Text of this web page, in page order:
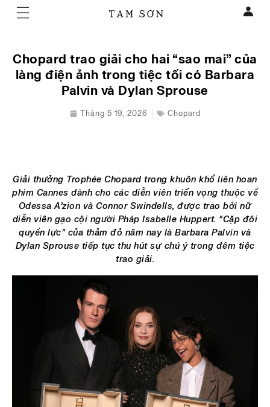
Chopard trao giải cho hai “sao mai” của
làng điện ảnh trong tiệc tối có Barbara
Palvin và Dylan Sprouse
Tháng 5 19, 2026 Chopard
Giải thưởng Trophée Chopard trong khuôn khổ liên hoan
phim Cannes dành cho các diễn viên triển vọng thuộc về
Odessa A’zion và Connor Swindells, được trao bởi nữ
diễn viên gạo cội người Pháp Isabelle Huppert. “Cặp đôi
quyền lực” của thảm đỏ năm nay là Barbara Palvin và
Dylan Sprouse tiếp tục thu hút sự chú ý trong đêm tiệc
trao giải.